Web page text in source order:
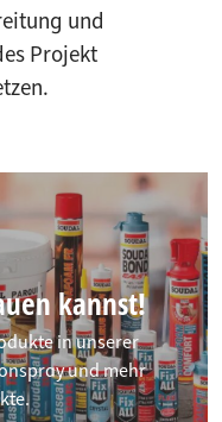
und
Projekt
kannst!
in unserer
und mehr